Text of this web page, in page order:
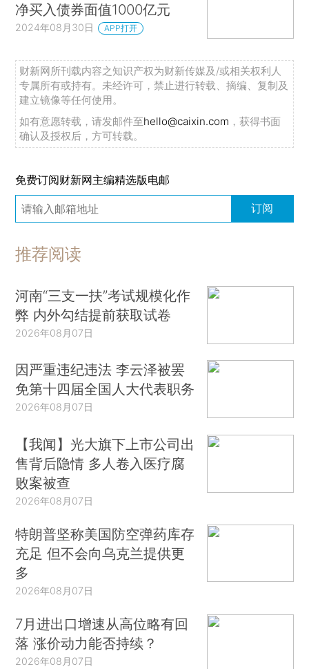
净买入债券面值1000亿元
2024年08月30日 APP打开
财新网所刊载内容之知识产权为财新传媒及/或相关权利人
专属所有或持有。未经许可，禁止进行转载、摘编、复制及
建立镜像等任何使用。
如有意愿转载，请发邮件至hello@caixin.com ，获得书面
确认及授权后，方可转载。
免费订阅财新网主编精选版电邮
订阅
推荐阅读
河南“三支一扶”考试规模化作
弊 内外勾结提前获取试卷
2026年08月07日
因严重违纪违法 李云泽被罢
免第十四届全国人大代表职务
2026年08月07日
【我闻】光大旗下上市公司出
售背后隐情 多人卷入医疗腐
败案被查
2026年08月07日
特朗普坚称美国防空弹药库存
充足 但不会向乌克兰提供更
多
2026年08月07日
7月进出口增速从高位略有回
落 涨价动力能否持续？
2026年08月07日